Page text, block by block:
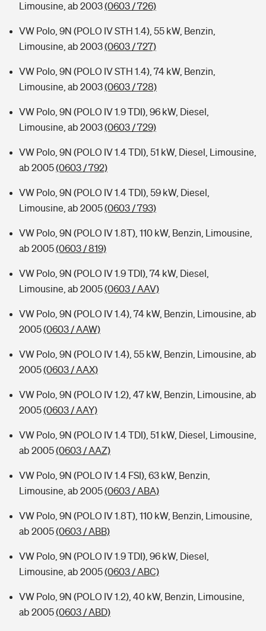
Limousine, ab 2003(0603 / 726)
VW Polo, 9N (POLO IV STH 1.4), 55 kW, Benzin,
Limousine, ab 2003(0603 / 727)
VW Polo, 9N (POLO IV STH 1.4), 74 kW, Benzin,
Limousine, ab 2003(0603 / 728)
VW Polo, 9N (POLO IV 1.9 TDI), 96 kW, Diesel,
Limousine, ab 2003(0603 / 729)
VW Polo, 9N (POLO IV 1.4 TDI), 51 kW, Diesel, Limousine,
ab 2005(0603 / 792)
VW Polo, 9N (POLO IV 1.4 TDI), 59 kW, Diesel,
Limousine, ab 2005(0603 / 793)
VW Polo, 9N (POLO IV 1.8T), 110 kW, Benzin, Limousine,
ab 2005(0603 / 819)
VW Polo, 9N (POLO IV 1.9 TDI), 74 kW, Diesel,
Limousine, ab 2005(0603 / AAV)
VW Polo, 9N (POLO IV 1.4), 74 kW, Benzin, Limousine, ab
2005(0603 / AAW)
VW Polo, 9N (POLO IV 1.4), 55 kW, Benzin, Limousine, ab
2005(0603 / AAX)
VW Polo, 9N (POLO IV 1.2), 47 kW, Benzin, Limousine, ab
2005(0603 / AAY)
VW Polo, 9N (POLO IV 1.4 TDI), 51 kW, Diesel, Limousine,
ab 2005(0603 / AAZ)
VW Polo, 9N (POLO IV 1.4 FSI), 63 kW, Benzin,
Limousine, ab 2005(0603 / ABA)
VW Polo, 9N (POLO IV 1.8T), 110 kW, Benzin, Limousine,
ab 2005(0603 / ABB)
VW Polo, 9N (POLO IV 1.9 TDI), 96 kW, Diesel,
Limousine, ab 2005(0603 / ABC)
VW Polo, 9N (POLO IV 1.2), 40 kW, Benzin, Limousine,
ab 2005(0603 / ABD)